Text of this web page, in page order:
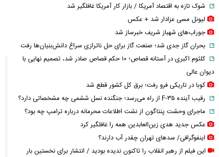
شوک تازه به اقتصاد آمریکا / بازار کار آمریکا غافلگیر شد
لیونل مسی عزادار شد + عکس
جوراب‌های شهباز شریف خبرساز شد
بحران گاز جدی شد؛ صنعت گاز برای حل ناترازی سراغ دانش‌بنیان‌ها رفت
کلثوم اکبری در آستانه قصاص؛ ۱۰ حکم قصاص صادر شد، تصمیم نهایی با
دیوان عالی
کوبا در تاریکی فرو رفت؛ برق کل کشور قطع شد
رقیب آینده F-۳۵ از راه می‌رسد؛ جنگنده نسل ششمی چه مشخصاتی دارد؟
ماجرای وحشت پنتاگون از نشت اطلاعات محرمانه درباره ترامپ چه بود؟
عکس جدید هدی زین‌العابدین همه را غافلگیر کرد
اینفوگرافی/ سدهای تهران چقدر آب دارند؟
این فیلم از رهبر انقلاب را تاکنون ندیده بودید / انتشار برای نخستین بار